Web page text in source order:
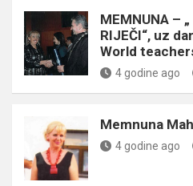
MEMNUNA –
RIJEČI“, uz
World
4 godine ago
Memnuna
4 godine ago